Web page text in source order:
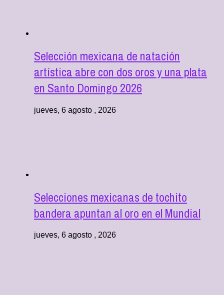
Selección mexicana de natación
artística abre con dos oros y una plata
en Santo Domingo 2026
jueves, 6 agosto , 2026
Selecciones mexicanas de tochito
bandera apuntan al oro en el Mundial
jueves, 6 agosto , 2026